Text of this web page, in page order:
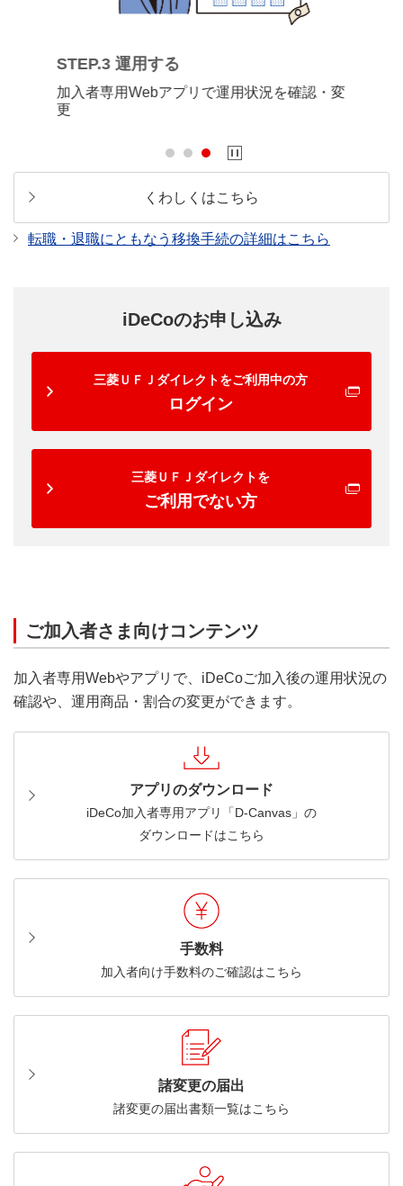
STEP.3 運用する
加入者専用Webアプリで運用状況を確認・変
更
くわしくはこちら
転職・退職にともなう移換手続の詳細はこちら
iDeCoのお申し込み
三菱ＵＦＪダイレクトをご利用中の方
ログイン
三菱ＵＦＪダイレクトを
ご利用でない方
ご加入者さま向けコンテンツ
加入者専用Webやアプリで、iDeCoご加入後の運用状況の
確認や、運用商品・割合の変更ができます。
アプリのダウンロード
iDeCo加入者専用アプリ「D-Canvas」の
ダウンロードはこちら
手数料
加入者向け手数料のご確認はこちら
諸変更の届出
諸変更の届出書類一覧はこちら